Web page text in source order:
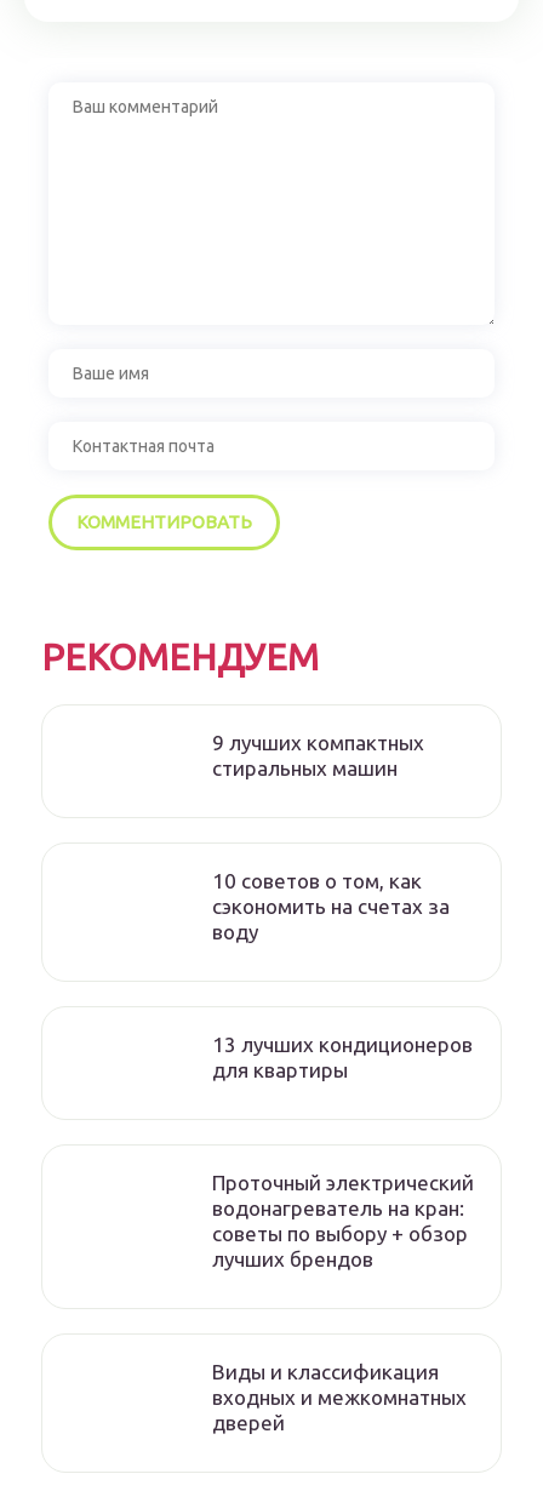
РЕКОМЕНДУЕМ
9 лучших компактных
стиральных машин
10 советов о том, как
сэкономить на счетах за
воду
13 лучших кондиционеров
для квартиры
Проточный электрический
водонагреватель на кран:
советы по выбору + обзор
лучших брендов
Виды и классификация
входных и межкомнатных
дверей